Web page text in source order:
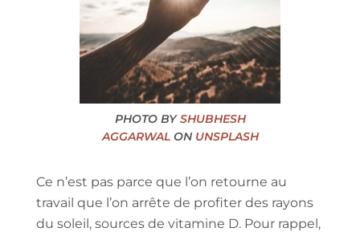
PHOTO BYSHUBHESH
AGGARWALON UNSPLASH
Ce n’est pas parce que l’on retourne au
travail que l’on arrête de profiter des rayons
du soleil, sources de vitamine D. Pour rappel,